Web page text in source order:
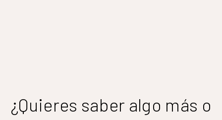
¿Quieres saber algo más o